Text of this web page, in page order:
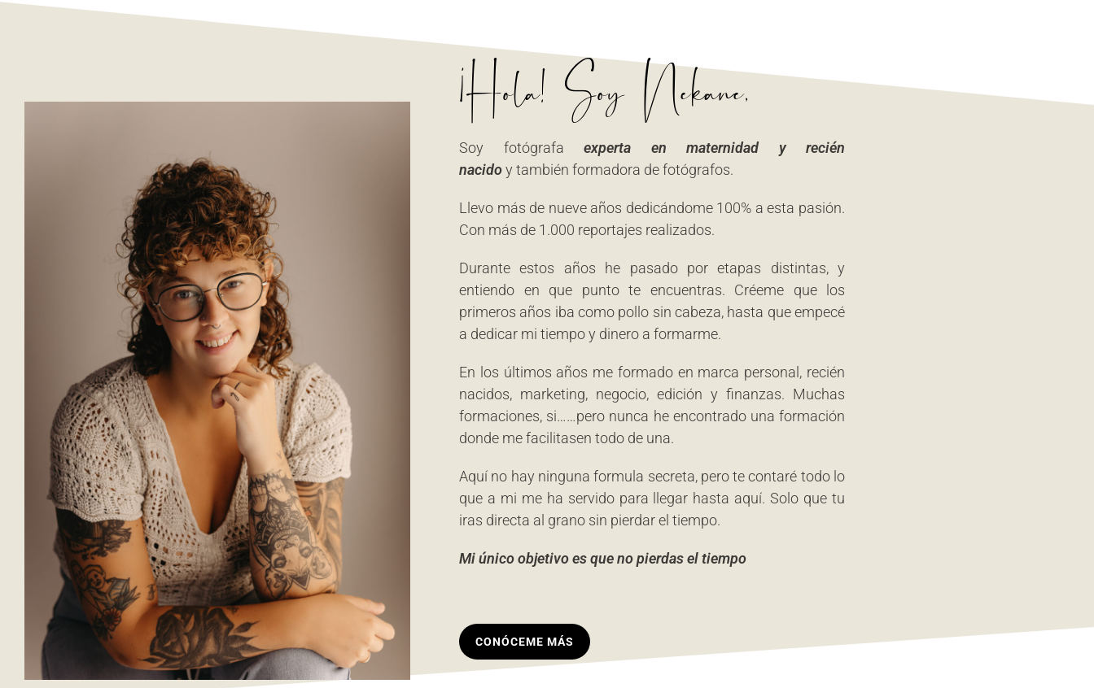
¡Hola! Soy Nekane,
Soy fotógrafa experta en maternidad y recién
nacidoy también formadora de fotógrafos.
Llevo más de nueve años dedicándome 100% a esta pasión.
Con más de 1.000 reportajes realizados.
Durante estos años he pasado por etapas distintas, y
entiendo en que punto te encuentras. Créeme que los
primeros años iba como pollo sin cabeza, hasta que empecé
a dedicar mi tiempo y dinero a formarme.
En los últimos años me formado en marca personal, recién
nacidos, marketing, negocio, edición y finanzas. Muchas
formaciones, si……pero nunca he encontrado una formación
donde me facilitasen todo de una.
Aquí no hay ninguna formula secreta, pero te contaré todo lo
que a mi me ha servido para llegar hasta aquí. Solo que tu
iras directa al grano sin pierdar el tiempo.
Mi único objetivo es que no pierdas el tiempo
CONÓCEME MÁS